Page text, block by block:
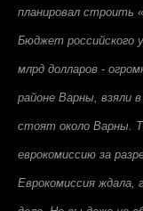
планировал строить
Бюджет российского
млрд долларов -
районе Варны, взяли
стоят около Варны.
еврокомиссию за
Еврокомиссия ждала,